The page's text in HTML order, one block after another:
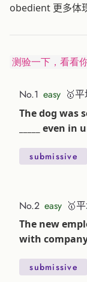
obedient 更多体
测验一下，看看
No.1 easy 🥇
The dog was
_____ even
submissive
No.2 easy 🥇
The new
with
submissive